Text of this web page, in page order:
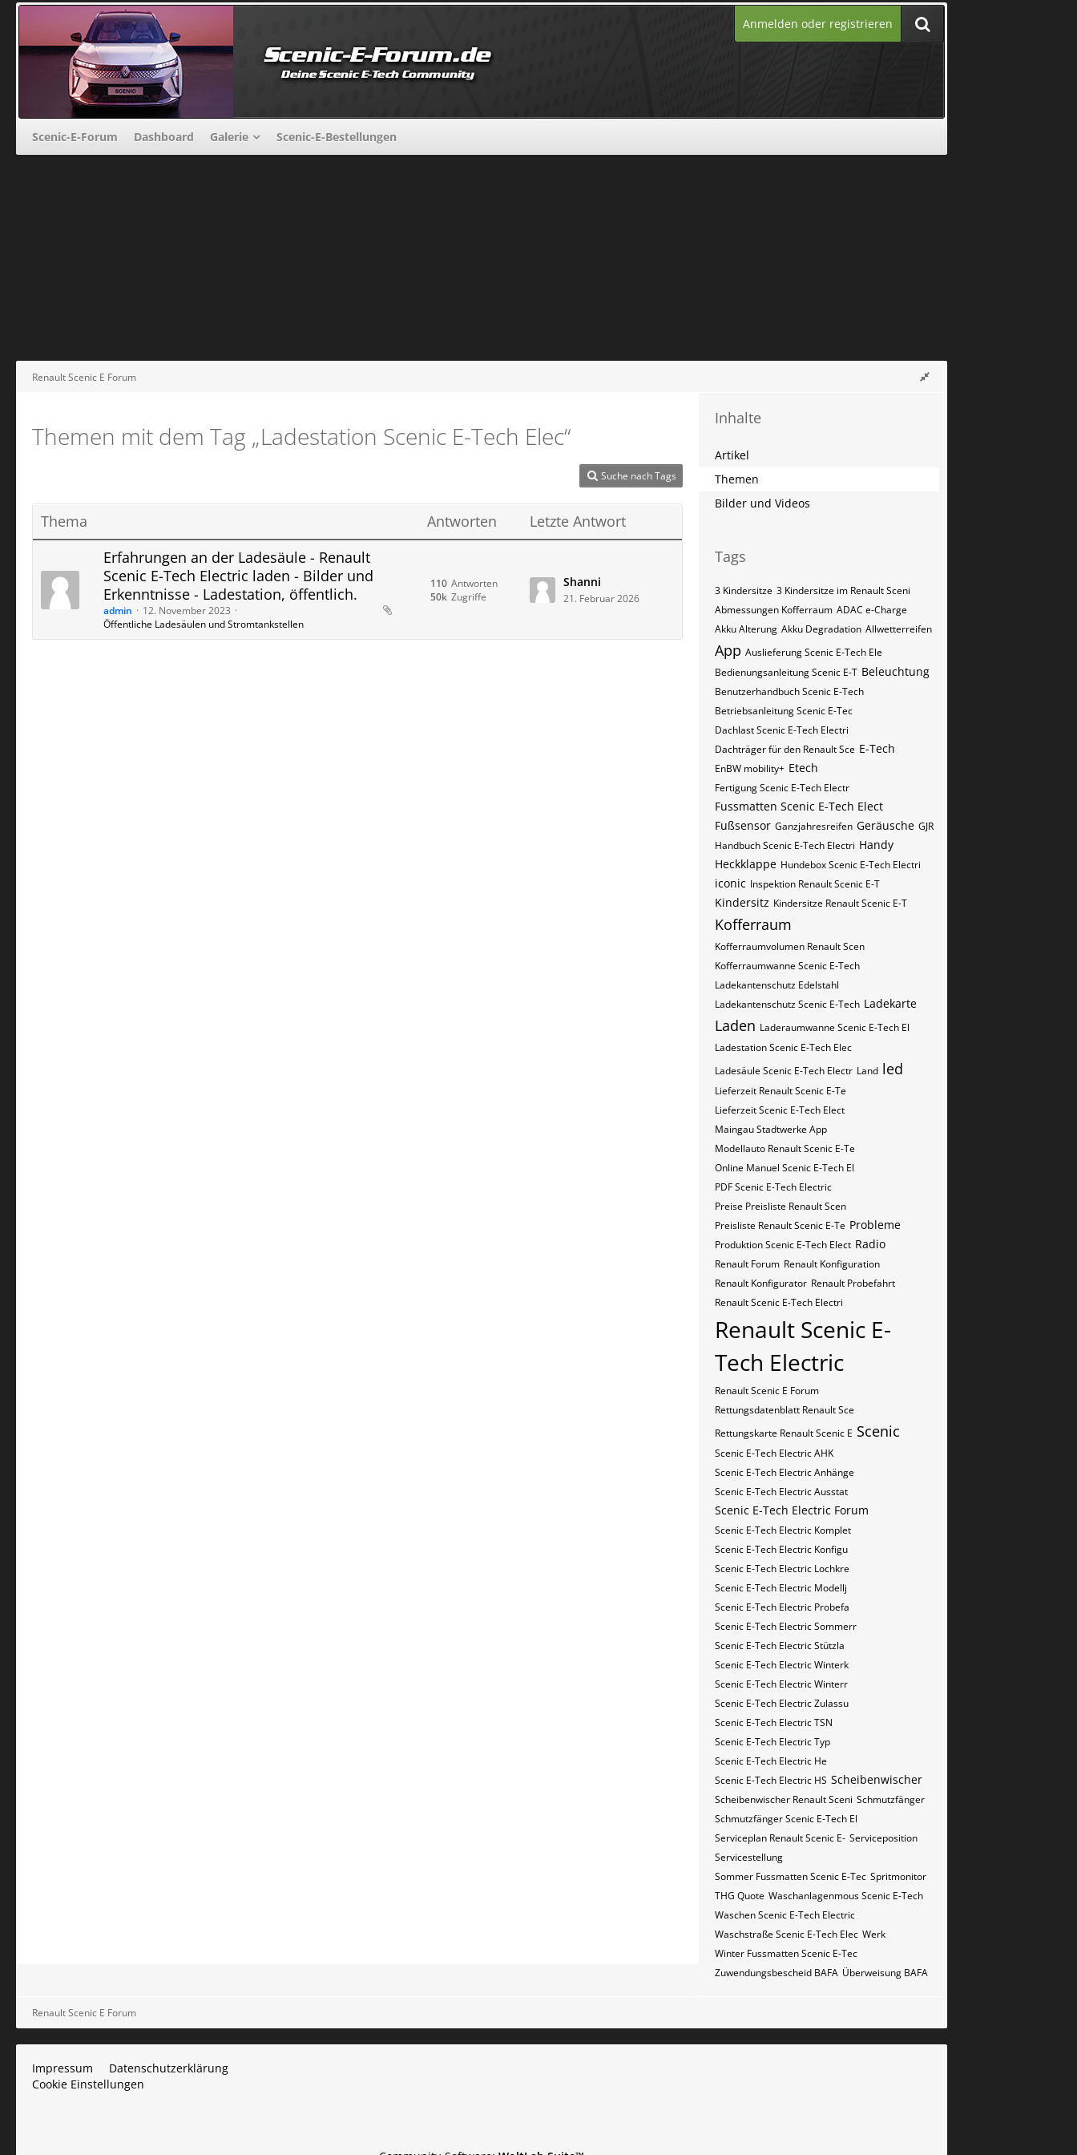
Anmelden oder registrieren
Scenic-E-Forum Dashboard Galerie Scenic-E-Bestellungen
Renault Scenic E Forum
Themen mit dem Tag „Ladestation Scenic E-Tech Elec“
Suche nach Tags
Thema Antworten
Letzte Antwort
Erfahrungen an der Ladesäule - Renault
Scenic E-Tech Electric laden - Bilder und
Erkenntnisse - Ladestation, öffentlich.
admin
12. November 2023
Öffentliche Ladesäulen und Stromtankstellen
Antworten
110
Zugriffe
50k
Shanni
21. Februar 2026
Inhalte
Artikel
Themen
Bilder und Videos
Tags
3 Kindersitze 3 Kindersitze im Renault Sceni
Abmessungen Kofferraum ADAC e-Charge
Akku Alterung Akku Degradation Allwetterreifen
App Auslieferung Scenic E-Tech Ele
Bedienungsanleitung Scenic E-T Beleuchtung
Benutzerhandbuch Scenic E-Tech
Betriebsanleitung Scenic E-Tec
Dachlast Scenic E-Tech Electri
Dachträger für den Renault Sce E-Tech
EnBW mobility+ Etech
Fertigung Scenic E-Tech Electr
Fussmatten Scenic E-Tech Elect
Fußsensor Ganzjahresreifen Geräusche GJR
Handbuch Scenic E-Tech Electri Handy
Heckklappe Hundebox Scenic E-Tech Electri
iconic Inspektion Renault Scenic E-T
Kindersitz Kindersitze Renault Scenic E-T
Kofferraum
Kofferraumvolumen Renault Scen
Kofferraumwanne Scenic E-Tech
Ladekantenschutz Edelstahl
Ladekantenschutz Scenic E-Tech Ladekarte
Laden Laderaumwanne Scenic E-Tech El
Ladestation Scenic E-Tech Elec
Ladesäule Scenic E-Tech Electr Land led
Lieferzeit Renault Scenic E-Te
Lieferzeit Scenic E-Tech Elect
Maingau Stadtwerke App
Modellauto Renault Scenic E-Te
Online Manuel Scenic E-Tech El
PDF Scenic E-Tech Electric
Preise Preisliste Renault Scen
Preisliste Renault Scenic E-Te Probleme
Produktion Scenic E-Tech Elect Radio
Renault Forum Renault Konfiguration
Renault Konfigurator Renault Probefahrt
Renault Scenic E-Tech Electri
Renault Scenic E-
Tech Electric
Renault Scenic E Forum
Rettungsdatenblatt Renault Sce
Rettungskarte Renault Scenic E Scenic
Scenic E-Tech Electric AHK
Scenic E-Tech Electric Anhänge
Scenic E-Tech Electric Ausstat
Scenic E-Tech Electric Forum
Scenic E-Tech Electric Komplet
Scenic E-Tech Electric Konfigu
Scenic E-Tech Electric Lochkre
Scenic E-Tech Electric Modellj
Scenic E-Tech Electric Probefa
Scenic E-Tech Electric Sommerr
Scenic E-Tech Electric Stützla
Scenic E-Tech Electric Winterk
Scenic E-Tech Electric Winterr
Scenic E-Tech Electric Zulassu
Scenic E-Tech Electric​​​​ TSN
Scenic E-Tech Electric​​​​ Typ
Scenic E-Tech Electric​​​​​ He
Scenic E-Tech Electric​​​​​ HS Scheibenwischer
Scheibenwischer Renault​ Sceni Schmutzfänger
Schmutzfänger Scenic E-Tech El
Serviceplan Renault Scenic E- Serviceposition
Servicestellung
Sommer Fussmatten Scenic E-Tec Spritmonitor
THG Quote Waschanlagenmous Scenic E-Tech
Waschen Scenic E-Tech Electric
Waschstraße Scenic E-Tech Elec Werk
Winter Fussmatten Scenic E-Tec
Zuwendungsbescheid BAFA Überweisung BAFA
Renault Scenic E Forum
Impressum
Datenschutzerklärung
Cookie Einstellungen